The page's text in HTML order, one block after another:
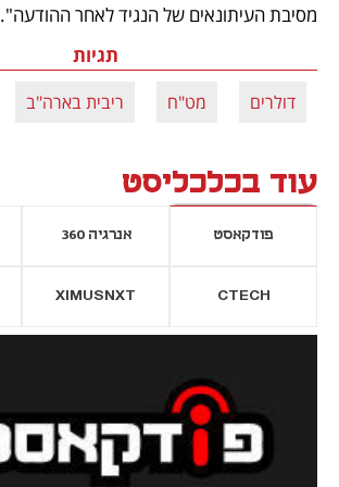
מסיבת העיתונאים של הנגיד לאחר ההודעה".
תגיות
דולרים מט"ח ריבית בארה"ב
עוד בכלכליסט
פודקאסט אנרגיה 360
CTECH
XIMUSNXT
חדשה